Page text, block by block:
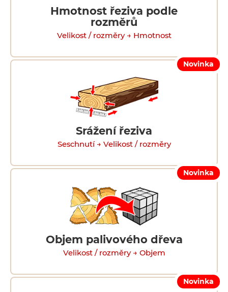
Hmotnost řeziva podle
rozměrů
Velikost / rozměry → Hmotnost
Novinka
Srážení řeziva
Seschnutí → Velikost / rozměry
Novinka
Objem palivového dřeva
Velikost / rozměry → Objem
Novinka